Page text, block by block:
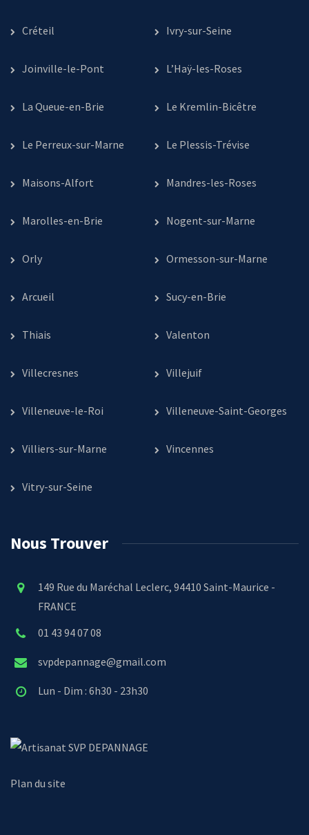
Créteil Ivry-sur-Seine
Joinville-le-Pont L’Haÿ-les-Roses
La Queue-en-Brie Le Kremlin-Bicêtre
Le Perreux-sur-Marne Le Plessis-Trévise
Maisons-Alfort Mandres-les-Roses
Marolles-en-Brie Nogent-sur-Marne
Orly Ormesson-sur-Marne
Arcueil Sucy-en-Brie
Thiais Valenton
Villecresnes Villejuif
Villeneuve-le-Roi Villeneuve-Saint-Georges
Villiers-sur-Marne Vincennes
Vitry-sur-Seine
Nous Trouver
149 Rue du Maréchal Leclerc, 94410 Saint-Maurice -
FRANCE
01 43 94 07 08
svpdepannage@gmail.com
Lun - Dim : 6h30 - 23h30
SVP DEPANNAGE
Plan du site